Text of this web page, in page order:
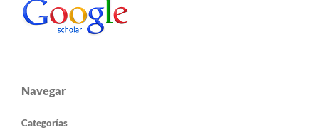
Navegar
Categorías